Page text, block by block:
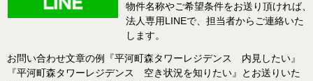
物件名称やご希望条件をお送り頂ければ、
法人専用LINEで、担当者からご連絡いた
します。
お問い合わせ文章の例『平河町森タワーレジデンス 内見したい』
『平河町森タワーレジデンス 空き状況を知りたい』とお送りいた